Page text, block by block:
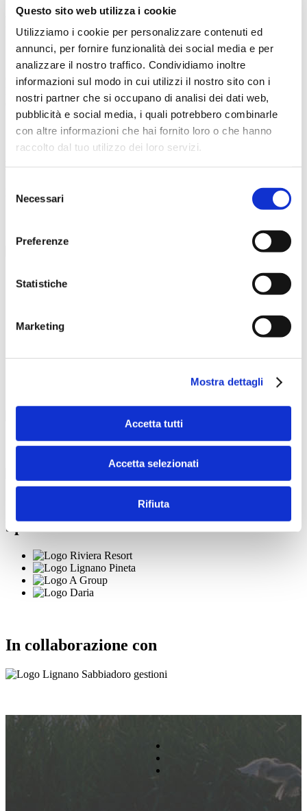
Questo sito web utilizza i cookie
Utilizziamo i cookie per personalizzare contenuti ed
annunci, per fornire funzionalità dei social media e per
analizzare il nostro traffico. Condividiamo inoltre
informazioni sul modo in cui utilizzi il nostro sito con i
nostri partner che si occupano di analisi dei dati web,
pubblicità e social media, i quali potrebbero combinarle
con altre informazioni che hai fornito loro o che hanno
raccolto dal tuo utilizzo dei loro servizi.
delNecessari
Preferenze
Statistiche
Marketing
Mostra dettagli
Accetta tutti
Accetta selezionati
Rifiuta
Per informazioni:
Segreteria del Premio:
Comune di Lignano Sabbiadoro
Biblioteca Comunale Via Treviso, 2 – 33054 Lignano Sabbiadoro
(UD)
Tel.0431 409160
Per prenotazioni:
Fondazione Pordenonelegge
Organizzazione e direzione artistica
Sponsor
In collaborazione con